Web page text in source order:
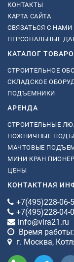
КОНТАКТЫ
КАРТА САЙТА
СВЯЗАТЬСЯ С НАМИ
ПЕРСОНАЛЬНЫЕ
КАТАЛОГ
СТРОИТЕЛЬНОЕ
СКЛАДСКОЕ
ПОДЪЕМНИКИ
АРЕНДА
СТРОИТЕЛЬНЫЕ
НОЖНИЧНЫЕ
МАЧТОВЫЕ
МИНИ КРАН ПИОНЕР
ЦЕНЫ
КОНТАКТНАЯ
+7(495)228-06-
+7(495)228-04-
info@vira21.ru
Время
г. Москва,